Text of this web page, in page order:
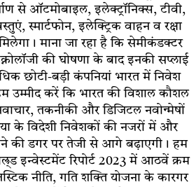
से ऑटमोबाइल, इलेक्ट्रॉनिक्स, टीवी,
स्मार्टफोन, इलेक्ट्रिक वाहन व रक्षा
माना जा रहा है कि सेमीकंडक्टर
की घोषणा के बाद इनकी सप्लाई
छोटी-बड़ी कंपनियां भारत में निवेश
उम्मीद करें कि भारत की विशाल कौशल
तकनीकी और डिजिटल नवोन्मेषों
के विदेशी निवेशकों की नजरों में और
की डगर पर तेजी से आगे बढ़ाएगी। हम
इन्वेस्टमेंट रिपोर्ट 2023 में आठवें क्रम
नीति, गति शक्ति योजना के कारगर